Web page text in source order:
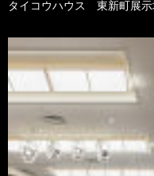
タイコウハウス 東新町展